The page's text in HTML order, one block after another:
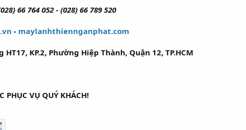
66 764 052 - (028) 66 789 520
- maylanhthiennganphat.com
KP.2, Phường Hiệp Thành, Quận 12, TP.HCM
PHỤC VỤ QUÝ KHÁCH!